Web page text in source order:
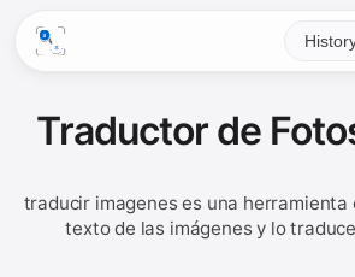
Traductor de
traducir imagenes es una herramienta
texto de las imágenes y lo